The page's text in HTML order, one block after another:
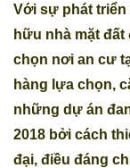
Với sự phát triển
hữu nhà mặt
chọn nơi an cư
hàng lựa chọn,
những dự án
2018 bởi cách
đại, điều đáng